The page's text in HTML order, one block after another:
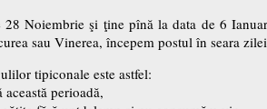
Noiembrie şi ţine pînă la data de 6
sau Vinerea, începem postul în seara
tipiconale este astfel:
perioadă,